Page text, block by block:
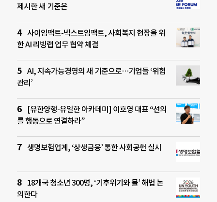
제시한 새 기준은
사이임팩트-넥스트임팩트, 사회복지 현장을 위
한 AI 리빙랩 업무 협약 체결
AI, 지속가능경영의 새 기준으로…기업들 ‘위험
관리’
[유한양행-유일한 아카데미] 이호영 대표 “선의
를 행동으로 연결하라”
생명보험업계, ‘상생금융’ 통한 사회공헌 실시
18개국 청소년 300명, ‘기후위기와 물’ 해법 논
의한다